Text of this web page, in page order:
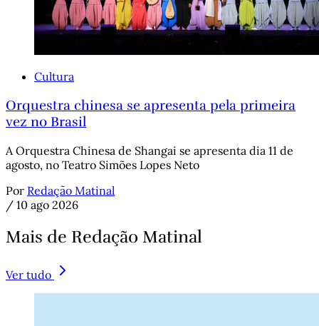
Cultura
Orquestra chinesa se apresenta pela primeira
vez no Brasil
A Orquestra Chinesa de Shangai se apresenta dia 11 de
agosto, no Teatro Simões Lopes Neto
Por Redação Matinal
/ 10 ago 2026
Mais de Redação Matinal
Ver tudo